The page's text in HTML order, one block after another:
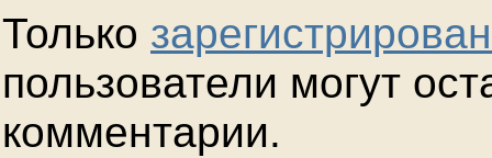
Только
пользователи могут
комментарии.